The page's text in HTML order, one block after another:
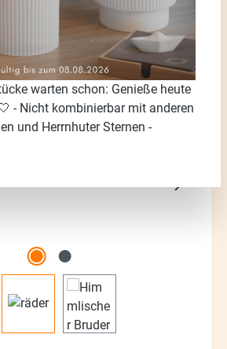
warten schon: Genieße heute
- Nicht kombinierbar mit anderen
und Herrnhuter Sternen -